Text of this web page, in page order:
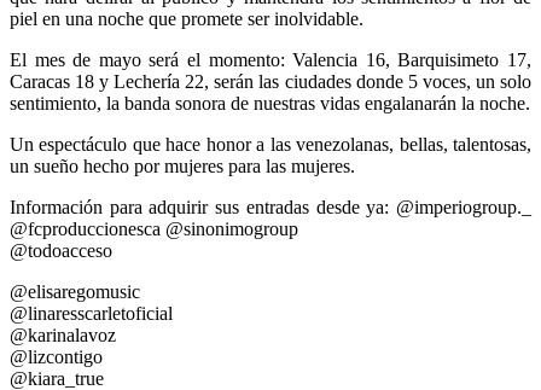
piel en una noche que promete ser inolvidable.
El mes de mayo será el momento: Valencia 16, Barquisimeto 17,
Caracas 18 y Lechería 22, serán las ciudades donde 5 voces, un solo
sentimiento, la banda sonora de nuestras vidas engalanarán la noche.
Un espectáculo que hace honor a las venezolanas, bellas, talentosas,
un sueño hecho por mujeres para las mujeres.
Información para adquirir sus entradas desde ya: @imperiogroup._
@fcproduccionesca @sinonimogroup
@todoacceso
@elisaregomusic
@linaresscarletoficial
@karinalavoz
@lizcontigo
@kiara_true